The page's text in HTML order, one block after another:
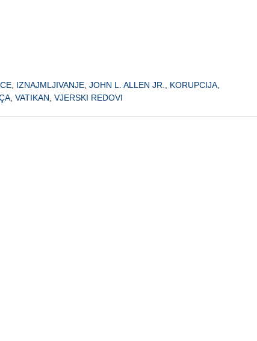
IZNAJMLJIVANJE JOHN L. ALLEN JR. KORUPCIJA
VATIKAN VJERSKI REDOVI